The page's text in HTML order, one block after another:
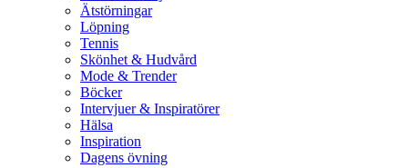
Ätstörningar
Löpning
Tennis
Skönhet & Hudvård
Mode & Trender
Böcker
Intervjuer & Inspiratörer
Hälsa
Inspiration
Dagens övning